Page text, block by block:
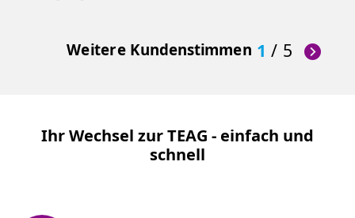
Weitere Kundenstimmen 1 / 5
Ihr Wechsel zur TEAG - einfach und
schnell